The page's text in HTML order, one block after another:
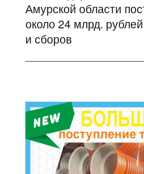
Амурской области
около 24 млрд.
и сборов